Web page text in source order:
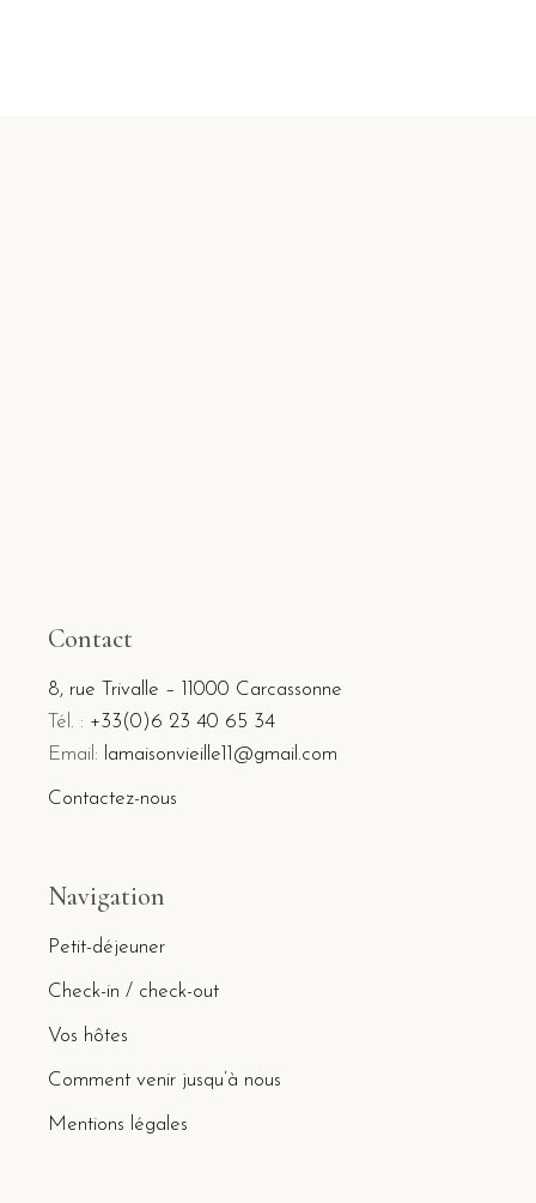
Contact
8, rue Trivalle – 11000 Carcassonne
Tél. : +33(0)6 23 40 65 34
Email: lamaisonvieille11@gmail.com
Contactez-nous
Navigation
Petit-déjeuner
Check-in / check-out
Vos hôtes
Comment venir jusqu’à nous
Mentions légales